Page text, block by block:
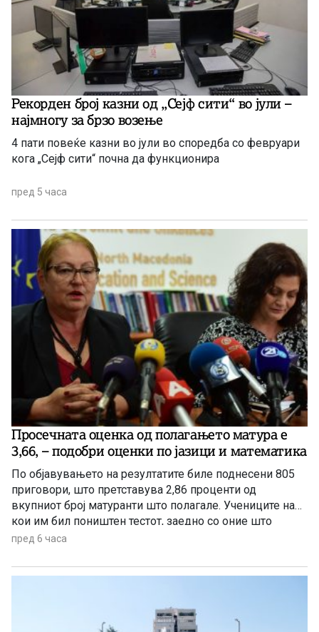
Рекорден број казни од „Сејф сити“ во јули –
најмногу за брзо возење
4 пати повеќе казни во јули во споредба со февруари
кога „Сејф сити“ почна да функционира
пред 5 часа
Просечната оценка од полагањето матура е
3,66, – подобри оценки по јазици и математика
По објавувањето на резултатите биле поднесени 805
приговори, што претставува 2,86 проценти од
вкупниот број матуранти што полагале. Учениците на
кои им бил поништен тестот, заедно со оние што
отсуствувале во јуни, ќе може да полагаат во
пред 6 часа